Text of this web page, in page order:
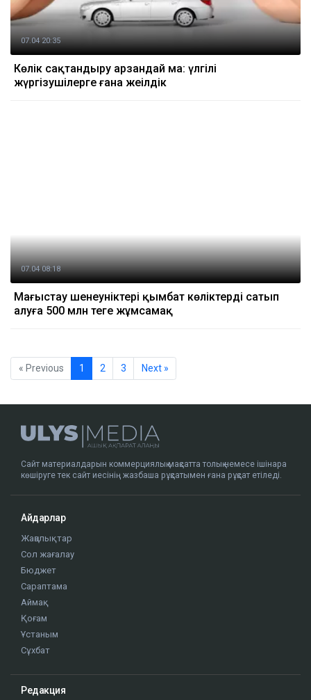
07.04 20:35
Көлік сақтандыру арзандай ма: үлгілі
жүргізушілерге ғана жеңілдік
07.04 08:18
Маңғыстау шенеуніктері қымбат көліктерді сатып
алуға 500 млн теңге жұмсамақ
« Previous 1 2 3 Next »
Сайт материалдарын коммерциялық мақсатта толық немесе ішінара
көшіруге тек сайт иесінің жазбаша рұқсатымен ғана рұқсат етіледі.
Айдарлар
Жаңалықтар
Сол жағалау
Бюджет
Сараптама
Аймақ
Қоғам
Ұстаным
Сұхбат
Редакция